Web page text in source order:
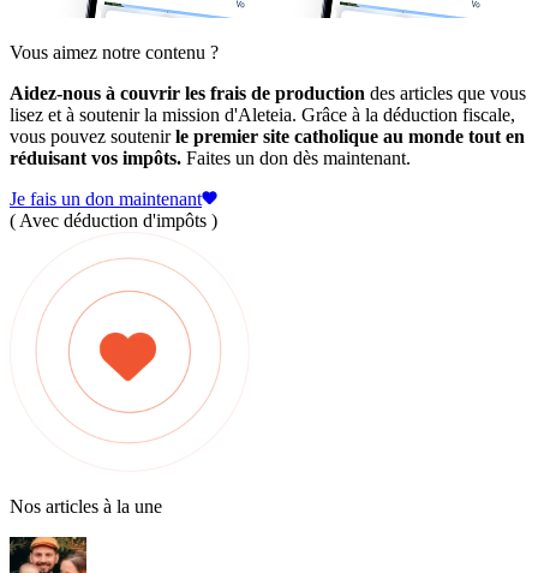
Vous aimez notre contenu ?
Aidez-nous à couvrir les frais de production des articles que vous
lisez et à soutenir la mission d'Aleteia. Grâce à la déduction fiscale,
vous pouvez soutenirle premier site catholique au monde tout en
réduisant vos impôts. Faites un don dès maintenant.
Je fais un don maintenant
( Avec déduction d'impôts )
Nos articles à la une